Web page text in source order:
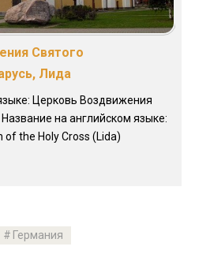
Святого
Лида
Церковь Воздвижения
на английском языке:
the Holy Cross (Lida)
Германия